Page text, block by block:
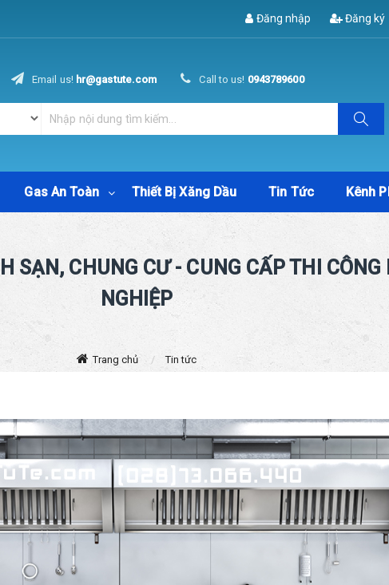
Đăng nhập Đăng ký
Email us! hr@gastute.com Call to us! 0943789600
Gas An Toàn Thiết Bị Xăng Dầu Tin Tức Kênh
SẠN, CHUNG CƯ - CUNG CẤP THI CÔNG
NGHIỆP
Trang chủ Tin tức